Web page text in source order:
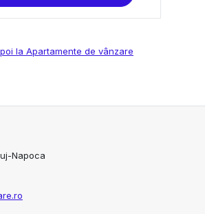
la Apartamente de vânzare
Napoca